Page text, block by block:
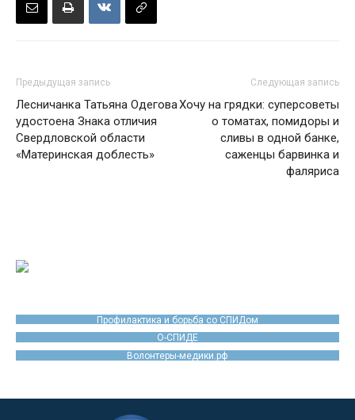
Предыдущая запись
Лесничанка Татьяна Одегова
удостоена Знака отличия
Свердловской области
«Материнская доблесть»
Следующая запись
Хочу на грядки: суперсоветы
о томатах, помидоры и
сливы в одной банке,
саженцы барвинка и
фаляриса
Профилактика и борьба со СПИДом
О-СПИДЕ
Волонтеры-медики.рф